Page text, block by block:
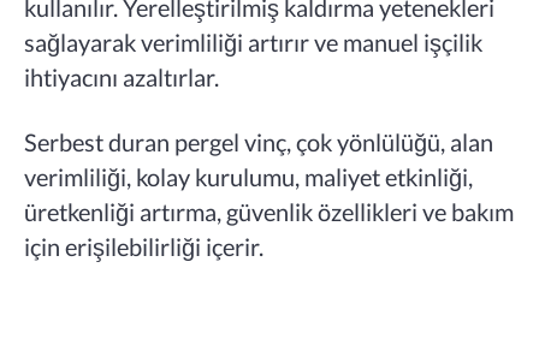
kullanılır. Yerelleştirilmiş kaldırma yetenekleri
sağlayarak verimliliği artırır ve manuel işçilik
ihtiyacını azaltırlar.
Serbest duran pergel vinç, çok yönlülüğü, alan
verimliliği, kolay kurulumu, maliyet etkinliği,
üretkenliği artırma, güvenlik özellikleri ve bakım
için erişilebilirliği içerir.